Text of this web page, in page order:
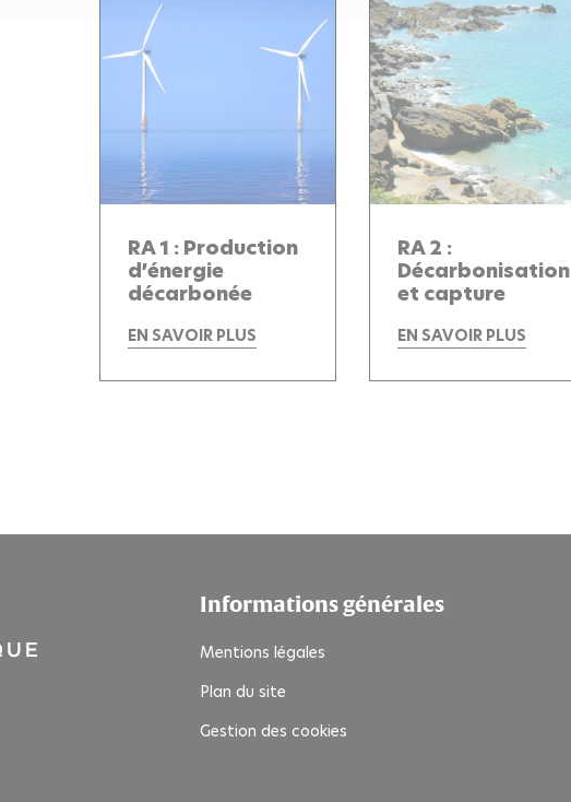
RA 1 : Production
d’énergie
décarbonée
EN SAVOIR PLUS
RA 2 :
Décarbonisation
et capture
EN SAVOIR PLUS
Informations générales
Mentions légales
Plan du site
Gestion des cookies